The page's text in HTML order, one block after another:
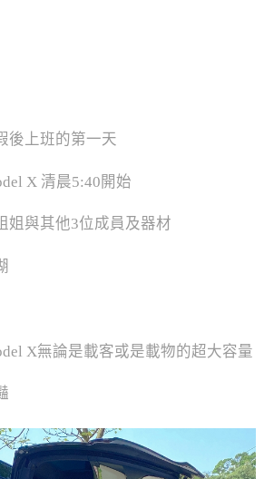
後上班的第一天
X 清晨5:40開始
姐與其他3位成員及器材
X無論是載客或是載物的超大容量